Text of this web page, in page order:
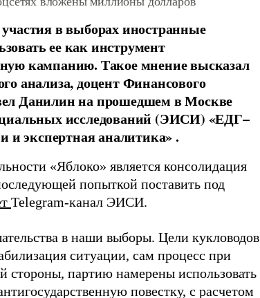
в выборах иностранные
ее как инструмент
кампанию. Такое мнение высказал
анализа, доцент Финансового
Данилин на прошедшем в Москве
исследований (ЭИСИ) «ЕДГ–
и экспертная аналитика» .
«Яблоко» является консолидация
попыткой поставить под
Telegram-канал ЭИСИ.
в наши выборы. Цели кукловодов
ситуации, сам процесс при
стороны, партию намерены использовать
повестку, с расчетом